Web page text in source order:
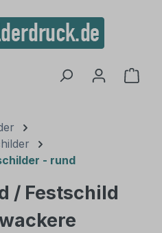
- rund
/ Festschild